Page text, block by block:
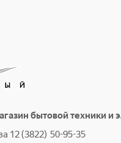
бытовой техники и
12 (3822) 50-95-35